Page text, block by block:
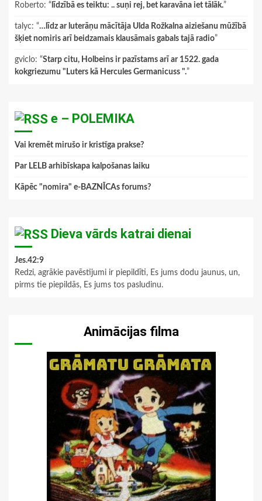
Roberto: “ līdzībā es teiktu: .. suņi rej, bet karavāna iet tālāk.”
talyc: “…līdz ar luterāņu mācītāja Ulda Rožkalna aiziešanu mūžībā
šķiet nomiris arī beidzamais klausāmais gabals tajā radio”
gviclo: “Starp citu, Holbeins ir pazīstams arī ar 1522. gada
kokgriezumu "Luters kā Hercules Germanicuss ".”
e – POLEMIKA
Vai kremēt mirušo ir kristīga prakse?
Par LELB arhibīskapa kalpošanas laiku
Kāpēc "nomira" e-BAZNĪCAs forums?
Dieva vārds katrai dienai
Jes.42:9
Redzi, agrākie pavēstījumi ir piepildīti, Es jums dodu jaunus, un,
pirms tie piepildās, Es jums tos pasludinu.
Animācijas filma